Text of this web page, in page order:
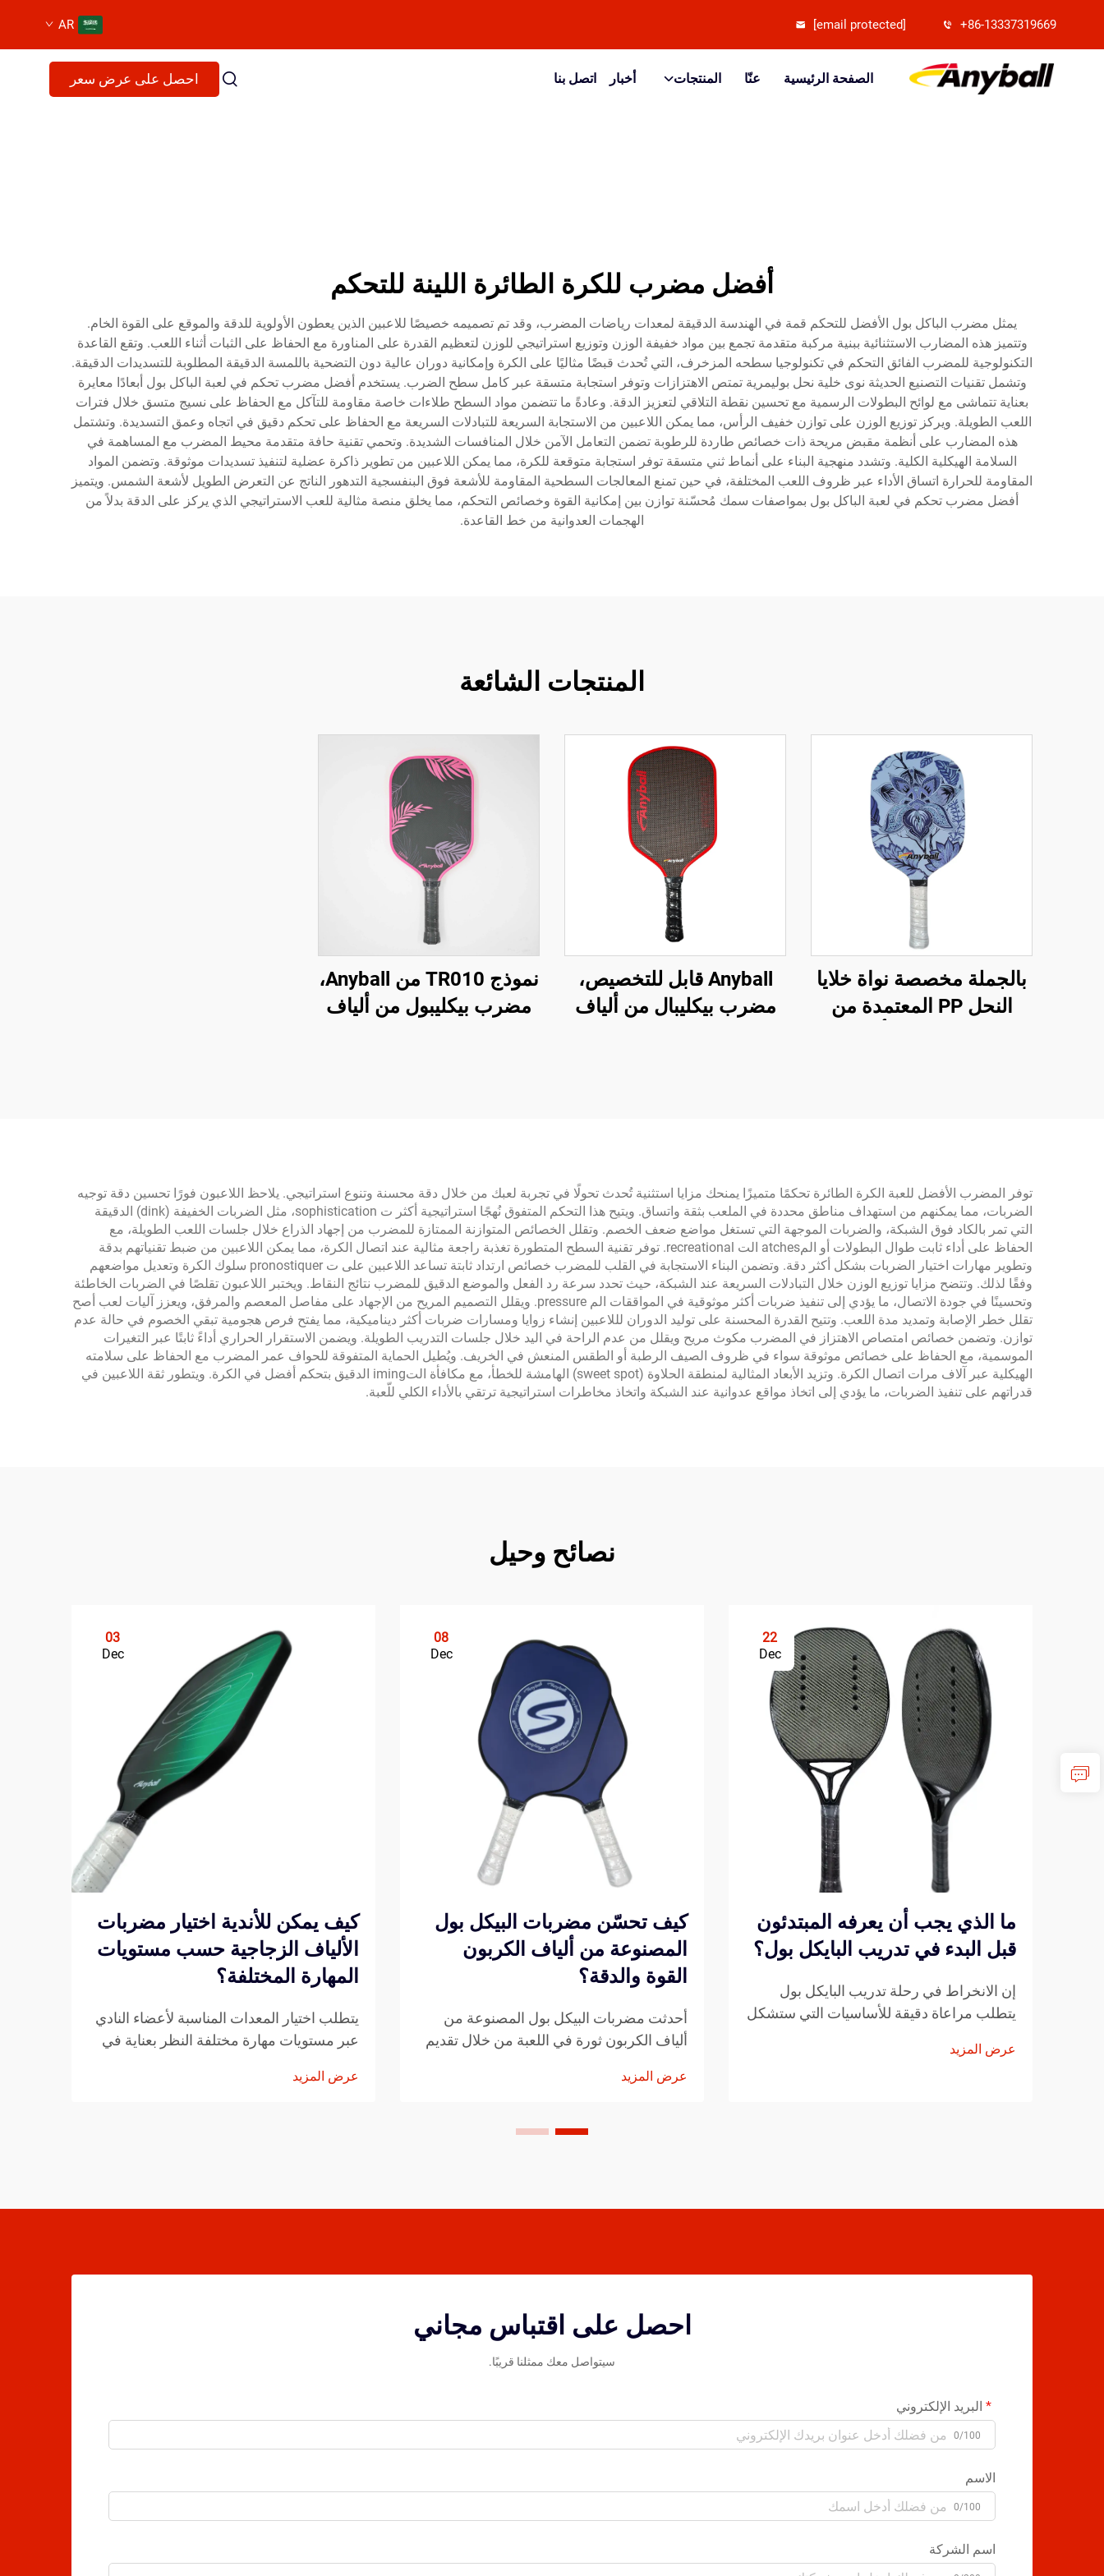
+86-13337319669
[email protected]
AR
الصفحة الرئيسية عنّا المنتجات أخبار اتصل بنا احصل على عرض سعر
أفضل مضرب للكرة الطائرة اللينة للتحكم
يمثل مضرب الباكل بول الأفضل للتحكم قمة في الهندسة الدقيقة لمعدات رياضات المضرب، وقد تم تصميمه خصيصًا للاعبين الذين يعطون الأولوية للدقة والموقع على القوة الخام.
وتتميز هذه المضارب الاستثنائية ببنية مركبة متقدمة تجمع بين مواد خفيفة الوزن وتوزيع استراتيجي للوزن لتعظيم القدرة على المناورة مع الحفاظ على الثبات أثناء اللعب. وتقع القاعدة
التكنولوجية للمضرب الفائق التحكم في تكنولوجيا سطحه المزخرف، التي تُحدث قبضًا مثاليًا على الكرة وإمكانية دوران عالية دون التضحية باللمسة الدقيقة المطلوبة للتسديدات الدقيقة.
وتشمل تقنيات التصنيع الحديثة نوى خلية نحل بوليمرية تمتص الاهتزازات وتوفر استجابة متسقة عبر كامل سطح الضرب. يستخدم أفضل مضرب تحكم في لعبة الباكل بول أبعادًا معايرة
بعناية تتماشى مع لوائح البطولات الرسمية مع تحسين نقطة التلاقي لتعزيز الدقة. وعادةً ما تتضمن مواد السطح طلاءات خاصة مقاومة للتآكل مع الحفاظ على نسيج متسق خلال فترات
اللعب الطويلة. ويركز توزيع الوزن على توازن خفيف الرأس، مما يمكن اللاعبين من الاستجابة السريعة للتبادلات السريعة مع الحفاظ على تحكم دقيق في اتجاه وعمق التسديدة. وتشتمل
هذه المضارب على أنظمة مقبض مريحة ذات خصائص طاردة للرطوبة تضمن التعامل الآمن خلال المنافسات الشديدة. وتحمي تقنية حافة متقدمة محيط المضرب مع المساهمة في
السلامة الهيكلية الكلية. وتشدد منهجية البناء على أنماط ثني متسقة توفر استجابة متوقعة للكرة، مما يمكن اللاعبين من تطوير ذاكرة عضلية لتنفيذ تسديدات موثوقة. وتضمن المواد
المقاومة للحرارة اتساق الأداء عبر ظروف اللعب المختلفة، في حين تمنع المعالجات السطحية المقاومة للأشعة فوق البنفسجية التدهور الناتج عن التعرض الطويل لأشعة الشمس. ويتميز
أفضل مضرب تحكم في لعبة الباكل بول بمواصفات سمك مُحسّنة توازن بين إمكانية القوة وخصائص التحكم، مما يخلق منصة مثالية للعب الاستراتيجي الذي يركز على الدقة بدلاً من
الهجمات العدوانية من خط القاعدة.
المنتجات الشائعة
بالجملة مخصصة نواة خلايا
النحل PP المعتمدة من
Anyball قابل للتخصيص،
مضرب بيكليبال من ألياف
نموذج TR010 من Anyball،
مضرب بيكليبول من ألياف
توفر المضرب الأفضل للعبة الكرة الطائرة تحكمًا متميزًا يمنحك مزايا استثنية تُحدث تحولًا في تجربة لعبك من خلال دقة محسنة وتنوع استراتيجي. يلاحظ اللاعبون فورًا تحسين دقة توجيه
الضربات، مما يمكنهم من استهداف مناطق محددة في الملعب بثقة واتساق. ويتيح هذا التحكم المتفوق نُهجًا استراتيجية أكثر ت sophistication، مثل الضربات الخفيفة (dink) الدقيقة
التي تمر بالكاد فوق الشبكة، والضربات الموجهة التي تستغل مواضع ضعف الخصم. وتقلل الخصائص المتوازنة الممتازة للمضرب من إجهاد الذراع خلال جلسات اللعب الطويلة، مع
الحفاظ على أداء ثابت طوال البطولات أو المatches الت recreational. توفر تقنية السطح المتطورة تغذبة راجعة مثالية عند اتصال الكرة، مما يمكن اللاعبين من ضبط تقنياتهم بدقة
وتطوير مهارات اختيار الضربات بشكل أكثر دقة. وتضمن البناء الاستجابة في القلب للمضرب خصائص ارتداد ثابتة تساعد اللاعبين على ت pronostiquer سلوك الكرة وتعديل مواضعهم
وفقًا لذلك. وتتضح مزايا توزيع الوزن خلال التبادلات السريعة عند الشبكة، حيث تحدد سرعة رد الفعل والموضع الدقيق للمضرب نتائج النقاط. ويختبر اللاعبون تقلصًا في الضربات الخاطئة
وتحسينًا في جودة الاتصال، ما يؤدي إلى تنفيذ ضربات أكثر موثوقية في المواققات الم pressure. ويقلل التصميم المريح من الإجهاد على مفاصل المعصم والمرفق، ويعزز آليات لعب أصح
تقلل خطر الإصابة وتمديد مدة اللعب. وتتيح القدرة المحسنة على توليد الدوران لللاعبين إنشاء زوايا ومسارات ضربات أكثر ديناميكية، مما يفتح فرص هجومية تبقي الخصوم في حالة عدم
توازن. وتضمن خصائص امتصاص الاهتزاز في المضرب مكوث مريح ويقلل من عدم الراحة في اليد خلال جلسات التدريب الطويلة. ويضمن الاستقرار الحراري أداءً ثابتًا عبر التغيرات
الموسمية، مع الحفاظ على خصائص موثوقة سواء في ظروف الصيف الرطبة أو الطقس المنعش في الخريف. ويُطيل الحماية المتفوقة للحواف عمر المضرب مع الحفاظ على سلامته
الهيكلية عبر آلاف مرات اتصال الكرة. وتزيد الأبعاد المثالية لمنطقة الحلاوة (sweet spot) الهامشة للخطأ، مع مكافأة التiming الدقيق بتحكم أفضل في الكرة. ويتطور ثقة اللاعبين في
قدراتهم على تنفيذ الضربات، ما يؤدي إلى اتخاذ مواقع عدوانية عند الشبكة واتخاذ مخاطرات استراتيجية ترتقي بالأداء الكلي للّعبة.
نصائح وحيل
22
Dec
ما الذي يجب أن يعرفه المبتدئون
قبل البدء في تدريب البايكل بول؟
إن الانخراط في رحلة تدريب البايكل بول
يتطلب مراعاة دقيقة للأساسيات التي ستشكل
الأساسية قبل خطوتك الأولى على الملعب إلى
عرض المزيد
08
Dec
كيف تحسّن مضربات البيكل بول
المصنوعة من ألياف الكربون
القوة والدقة؟
أحدثت مضربات البيكل بول المصنوعة من
ألياف الكربون ثورة في اللعبة من خلال تقديم
هذه المضارب المتقدمة بين هيكل خفيف الوزن
اللاعبين المحترفين...
عرض المزيد
03
Dec
كيف يمكن للأندية اختيار مضربات
الألياف الزجاجية حسب مستويات
المهارة المختلفة؟
يتطلب اختيار المعدات المناسبة لأعضاء النادي
عبر مستويات مهارة مختلفة النظر بعناية في
برزت مضربات الألياف الزجاجية كحل متعدد
عرض المزيد
احصل على اقتباس مجاني
سيتواصل معك ممثلنا قريبًا.
البريد الإلكتروني
0/100
الاسم
0/100
اسم الشركة